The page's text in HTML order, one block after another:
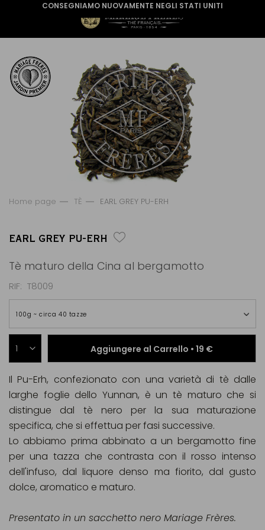
CONSEGNIAMO NUOVAMENTE NEGLI STATI UNITI
Home page TÈ EARL GREY PU-ERH
EARL GREY PU-ERH
Tè maturo della Cina al bergamotto
RIF T8009
100g ~ circa 40 tazze
Aggiungere al Carrello • 19 €
Il Pu-Erh, confezionato con una varietà di tè dalle
larghe foglie dello Yunnan, è un tè maturo che si
distingue dal tè nero per la sua maturazione
specifica, che si effettua per fasi successive.
Lo abbiamo prima abbinato a un bergamotto fine
per una tazza che contrasta con il rosso intenso
dell'infuso, dal liquore denso ma fiorito, dal gusto
dolce, aromatico e maturo.
Presentato in un sacchetto nero Mariage Frères.